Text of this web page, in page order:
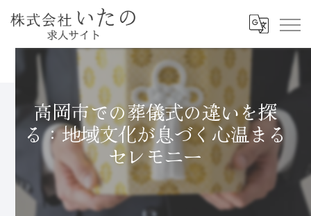
高岡市での葬儀式の違いを探
る：地域文化が息づく心温まる
セレモニー